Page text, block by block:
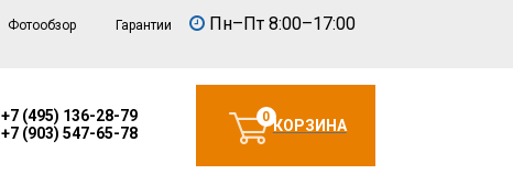
Фотообзор Гарантии Пн–Пт 8:00–17:00
+7 (495) 136-28-79
+7 (903) 547-65-78
0КОРЗИНА